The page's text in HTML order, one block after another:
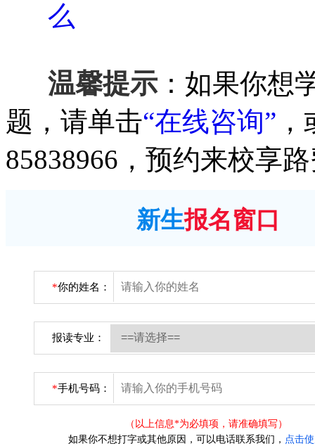
么
温馨提示：如果你想
题，请单击“在线咨询”
85838966，预约来校享
新生报名窗口
*你的姓名：
报读专业：
*手机号码：
（以上信息*为必填项，请准确填写）
如果你不想打字或其他原因，可以电话联系我们， 点击